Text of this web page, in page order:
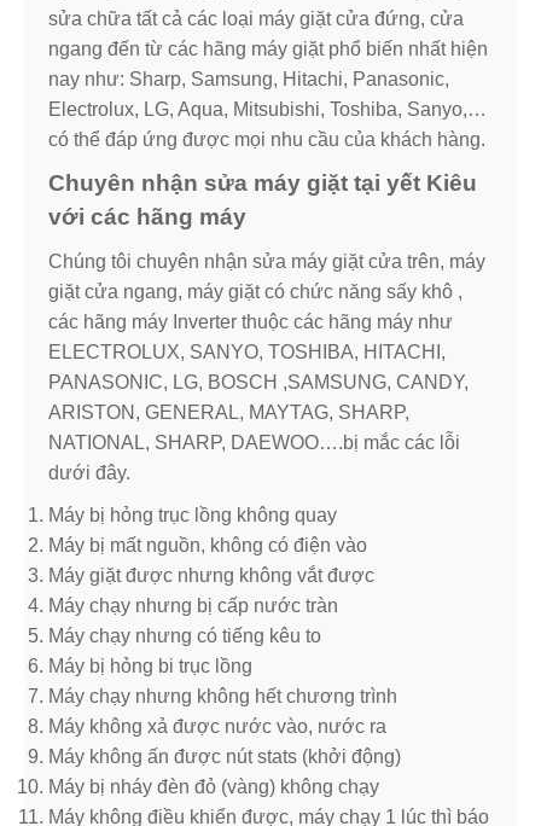
sửa chữa tất cả các loại máy giặt cửa đứng, cửa
ngang đến từ các hãng máy giặt phổ biến nhất hiện
nay như: Sharp, Samsung, Hitachi, Panasonic,
Electrolux, LG, Aqua, Mitsubishi, Toshiba, Sanyo,…
có thể đáp ứng được mọi nhu cầu của khách hàng.
Chuyên nhận sửa máy giặt tại yết Kiêu
với các hãng máy
Chúng tôi chuyên nhận sửa máy giặt cửa trên, máy
giặt cửa ngang, máy giặt có chức năng sấy khô ,
các hãng máy Inverter thuộc các hãng máy như
ELECTROLUX, SANYO, TOSHIBA, HITACHI,
PANASONIC, LG, BOSCH ,SAMSUNG, CANDY,
ARISTON, GENERAL, MAYTAG, SHARP,
NATIONAL, SHARP, DAEWOO….bị mắc các lỗi
dưới đây.
Máy bị hỏng trục lồng không quay
Máy bị mất nguồn, không có điện vào
Máy giặt được nhưng không vắt được
Máy chạy nhưng bị cấp nước tràn
Máy chạy nhưng có tiếng kêu to
Máy bị hỏng bi trục lồng
Máy chạy nhưng không hết chương trình
Máy không xả được nước vào, nước ra
Máy không ấn được nút stats (khởi động)
Máy bị nháy đèn đỏ (vàng) không chạy
Máy không điều khiển được, máy chạy 1 lúc thì báo